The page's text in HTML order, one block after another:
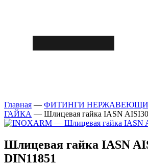
Главная — ФИТИНГИ
ГАЙКА — Шлицевая гайка IASN
Шлицевая гайка IASN
DIN11851